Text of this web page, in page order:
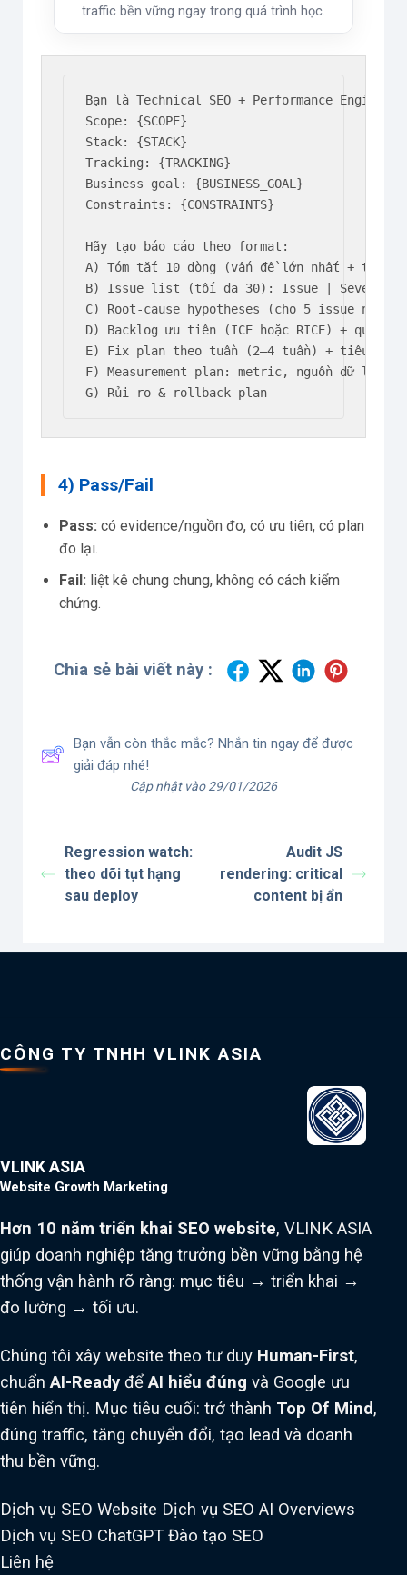
traffic bền vững ngay trong quá trình học.
Bạn là Technical SEO + Performance Engineer.
Scope: {SCOPE}
Stack: {STACK}
Tracking: {TRACKING}
Business goal: {BUSINESS_GOAL}
Constraints: {CONSTRAINTS}
Hãy tạo báo cáo theo format:
A) Tóm tắt 10 dòng (vấn đề lớn nhất + tác
B) Issue list (tối đa 30): Issue | Severity |
C) Root-cause hypotheses (cho 5 issue nặng
D) Backlog ưu tiên (ICE hoặc RICE) + quick
E) Fix plan theo tuần (2–4 tuần) + tiêu chí
F) Measurement plan: metric, nguồn dữ liệu,
G) Rủi ro & rollback plan
4) Pass/Fail
Pass: có evidence/nguồn đo, có ưu tiên, có plan
đo lại.
Fail: liệt kê chung chung, không có cách kiểm
chứng.
Chia sẻ bài viết này :
Bạn vẫn còn thắc mắc? Nhắn tin ngay để được
giải đáp nhé!
Cập nhật vào 29/01/2026
Regression watch:
theo dõi tụt hạng
sau deploy
Audit JS
rendering: critical
content bị ẩn
CÔNG TY TNHH VLINK ASIA
VLINK ASIA
Website Growth Marketing
Hơn 10 năm triển khai SEO website, VLINK ASIA
giúp doanh nghiệp tăng trưởng bền vững bằng hệ
thống vận hành rõ ràng: mục tiêu → triển khai →
đo lường → tối ưu.
Chúng tôi xây website theo tư duy Human-First,
chuẩnAI-Ready đểAI hiểu đúng và Google ưu
tiên hiển thị. Mục tiêu cuối: trở thành Top Of Mind,
đúng traffic, tăng chuyển đổi, tạo lead và doanh
thu bền vững.
Dịch vụ SEO Website Dịch vụ SEO AI Overviews
Dịch vụ SEO ChatGPT Đào tạo SEO
Liên hệ